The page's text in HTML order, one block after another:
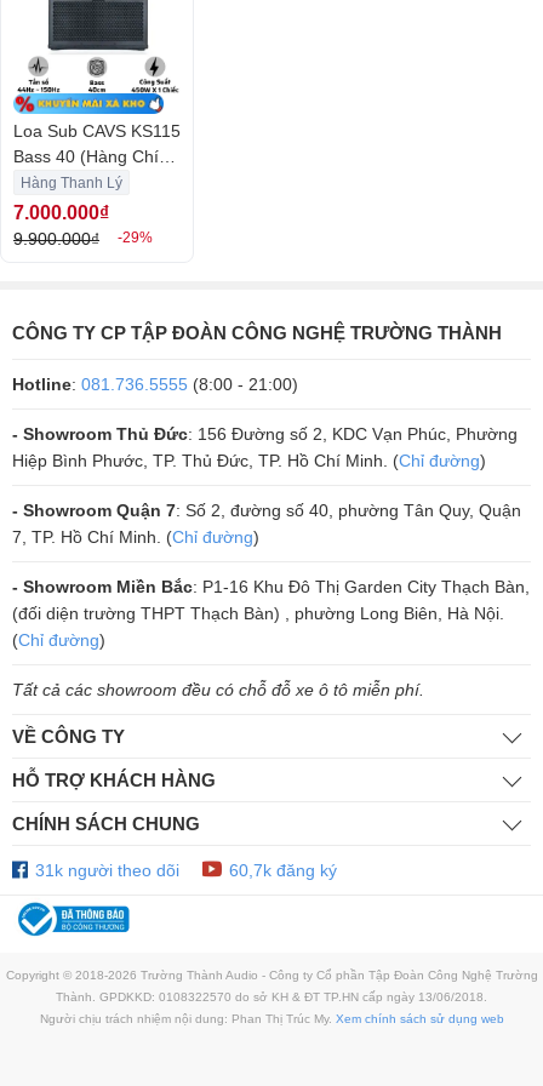
Loa subwoofer CAVS KS115 có hệ thống kết nối đa dạng, bao gồm
cổng kết nối đầu vào XLR, cổng kết nối đầu ra SPEAKON, cổng kết nối
đầu ra BANANA, cổng kết nối nguồn AC, giúp người dùng dễ dàng kết
nối với các thiết bị khác.
Loa subwoofer CAVS KS115 là một sản phẩm của thương hiệu CAVS,
một trong những thương hiệu âm thanh hàng đầu thế giới, có trụ sở
tại Hàn Quốc. CAVS là viết tắt của Computer Audio Video Systems,
đạt được nhiều giải thưởng và chứng nhận uy tín. CAVS luôn nghiên
của khách hàng trên toàn thế giới.
Loa Sub CAVS KS115
Bass 40 (Hàng Chính
Hãng Likenew)
Hàng Thanh Lý
7.000.000₫
9.900.000₫ -29%
CÔNG TY CP TẬP ĐOÀN CÔNG NGHỆ TRƯỜNG THÀNH
Hotline: 081.736.5555 (8:00 - 21:00)
- Showroom Thủ Đức: 156 Đường số 2, KDC Vạn Phúc, Phường
Hiệp Bình Phước, TP. Thủ Đức, TP. Hồ Chí Minh. (Chỉ đường)
- Showroom Quận 7: Số 2, đường số 40, phường Tân Quy, Quận
7, TP. Hồ Chí Minh. (Chỉ đường)
- Showroom Miền Bắc: P1-16 Khu Đô Thị Garden City Thạch Bàn,
(đối diện trường THPT Thạch Bàn) , phường Long Biên, Hà Nội.
(Chỉ đường)
Tất cả các showroom đều có chỗ đỗ xe ô tô miễn phí.
VỀ CÔNG TY
HỖ TRỢ KHÁCH HÀNG
CHÍNH SÁCH CHUNG
31k người theo dõi 60,7k đăng ký
Copyright © 2018-2026 Trường Thành Audio - Công ty Cổ phần Tập Đoàn Công Nghệ Trường
Thành. GPDKKD: 0108322570 do sở KH & ĐT TP.HN cấp ngày 13/06/2018.
Người chịu trách nhiệm nội dung: Phan Thị Trúc My. Xem chính sách sử dụng web